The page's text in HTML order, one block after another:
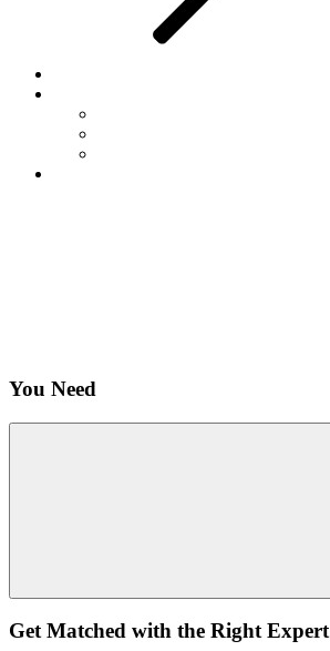
You Need
Get Matched with the Right Expert